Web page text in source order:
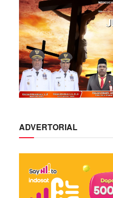
ADVERTORIAL